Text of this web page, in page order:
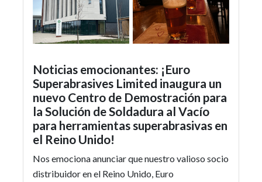
Noticias emocionantes: ¡Euro
Superabrasives Limited inaugura un
nuevo Centro de Demostración para
la Solución de Soldadura al Vacío
para herramientas superabrasivas en
el Reino Unido!
Nos emociona anunciar que nuestro valioso socio
distribuidor en el Reino Unido, Euro